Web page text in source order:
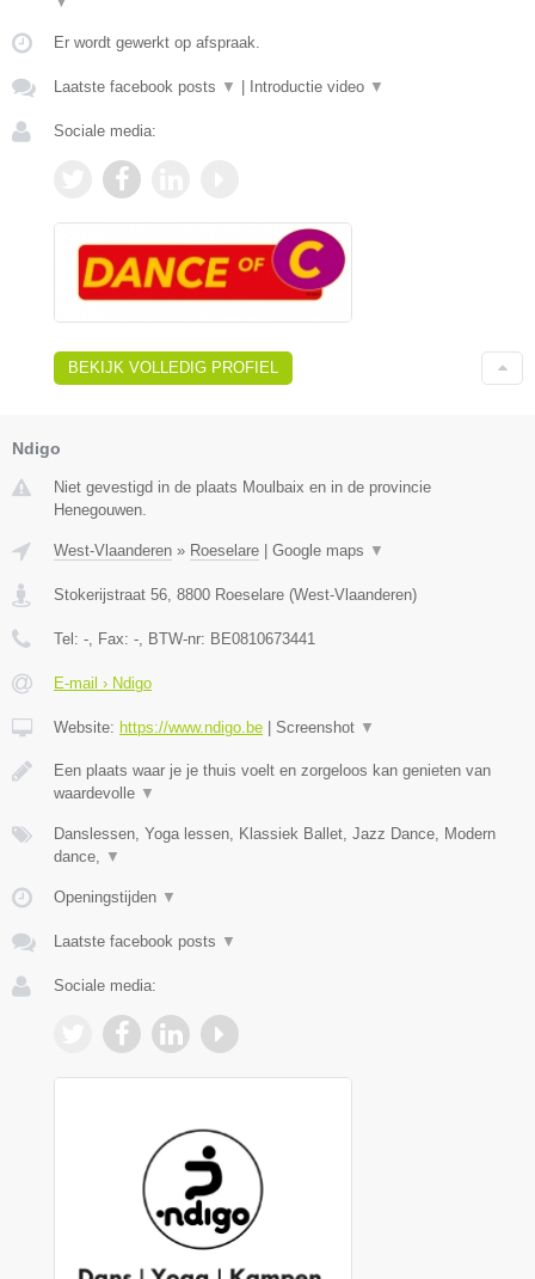
Er wordt gewerkt op afspraak.
Laatste facebook posts ▼ | Introductie video ▼
Sociale media:
BEKIJK VOLLEDIG PROFIEL
Ndigo
Niet gevestigd in de plaats Moulbaix en in de provincie
Henegouwen.
West-Vlaanderen » Roeselare Google maps ▼
Stokerijstraat 56 8800 Roeselare (West-Vlaanderen)
Tel: - , Fax: - , BTW-nr: BE0810673441
E-mail › Ndigo
Website: https://www.ndigo.be Screenshot ▼
Een plaats waar je je thuis voelt en zorgeloos kan genieten van
waardevolle ▼
Danslessen, Yoga lessen, Klassiek Ballet, Jazz Dance, Modern
dance,
▼
Openingstijden ▼
Laatste facebook posts ▼
Sociale media: